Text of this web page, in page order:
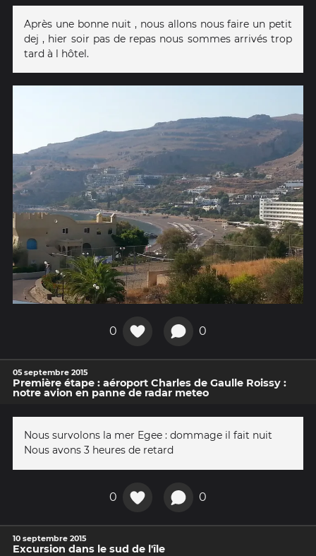
Après une bonne nuit , nous allons nous faire un petit
dej , hier soir pas de repas nous sommes arrivés trop
tard à l hôtel.
0 0
05 septembre 2015
Première étape : aéroport Charles de Gaulle Roissy :
notre avion en panne de radar meteo
Nous survolons la mer Egee : dommage il fait nuit
Nous avons 3 heures de retard
0 0
10 septembre 2015
Excursion dans le sud de l'île